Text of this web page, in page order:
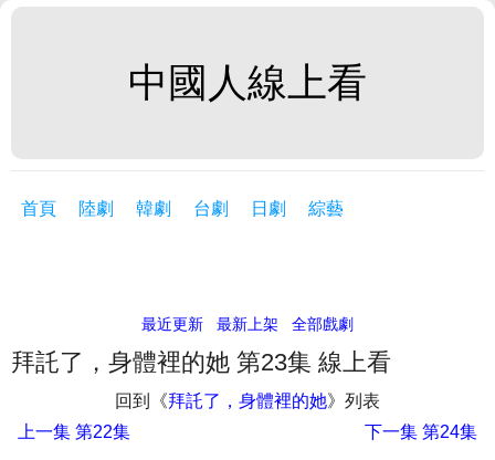
中國人線上看
首頁 陸劇 韓劇 台劇 日劇 綜藝
最近更新 最新上架 全部戲劇
拜託了，身體裡的她 第23集 線上看
回到《拜託了，身體裡的她》列表
上一集 第22集 下一集第24集